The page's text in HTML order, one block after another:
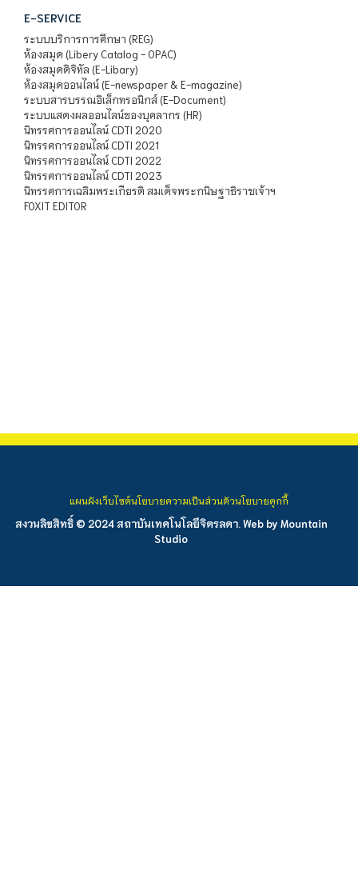
E-SERVICE
ระบบบริการการศึกษา (REG)
ห้องสมุด (Libery Catalog - OPAC)
ห้องสมุดดิจิทัล (E-Libary)
ห้องสมุดออนไลน์ (E-newspaper & E-magazine)
ระบบสารบรรณอิเล็กทรอนิกส์ (E-Document)
ระบบแสดงผลออนไลน์ของบุคลากร (HR)
นิทรรศการออนไลน์ CDTI 2020
นิทรรศการออนไลน์ CDTI 2021
นิทรรศการออนไลน์ CDTI 2022
นิทรรศการออนไลน์ CDTI 2023
นิทรรศการเฉลิมพระเกียรติ สมเด็จพระกนิษฐาธิราชเจ้าฯ
FOXIT EDITOR
สงวนลิขสิทธิ์ © 2024 สถาบันเทคโนโลยีจิตรลดา. Web by Mountain
Studio
แผนผังเว็บไซต์นโยบายความเป็นส่วนตัวนโยบายคุกกี้